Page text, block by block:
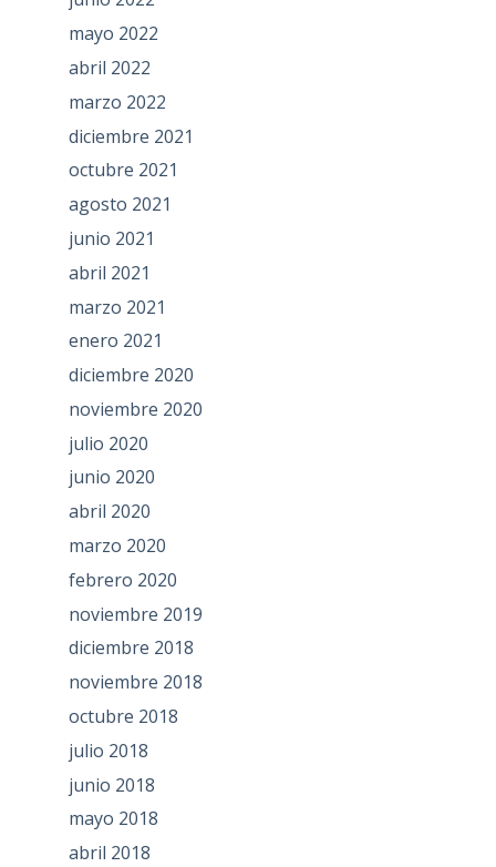
mayo 2022
abril 2022
marzo 2022
diciembre 2021
octubre 2021
agosto 2021
junio 2021
abril 2021
marzo 2021
enero 2021
diciembre 2020
noviembre 2020
julio 2020
junio 2020
abril 2020
marzo 2020
febrero 2020
noviembre 2019
diciembre 2018
noviembre 2018
octubre 2018
julio 2018
junio 2018
mayo 2018
abril 2018